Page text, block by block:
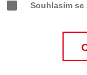
Souhlasím